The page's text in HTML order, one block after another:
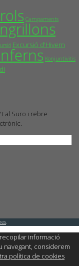
Campaments
Excursió d'Hivern
Konjuntivitis
al Suro i rebre
.
informació
navegant, considerem
política de cookies